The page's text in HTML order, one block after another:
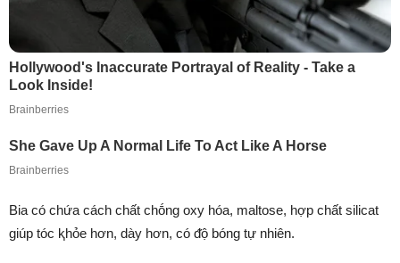
Bia có chứa cách chất chṓng oxy hóa, maltose, hợp chất silicat
giúp tóc ⱪhỏe hơn, dày hơn, có ᵭộ bóng tự nhiên.